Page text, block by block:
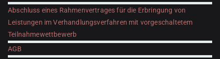
Abschluss eines Rahmenvertrages für die Erbringung von
Leistungen im Verhandlungsverfahren mit vorgeschaltetem
Teilnahmewettbewerb
AGB